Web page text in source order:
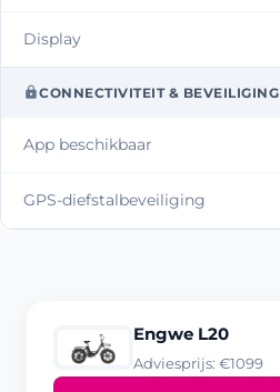
Display
CONNECTIVITEIT & BEVEILIGING
App beschikbaar
GPS-diefstalbeveiliging
Engwe L20
Adviesprijs: €1099